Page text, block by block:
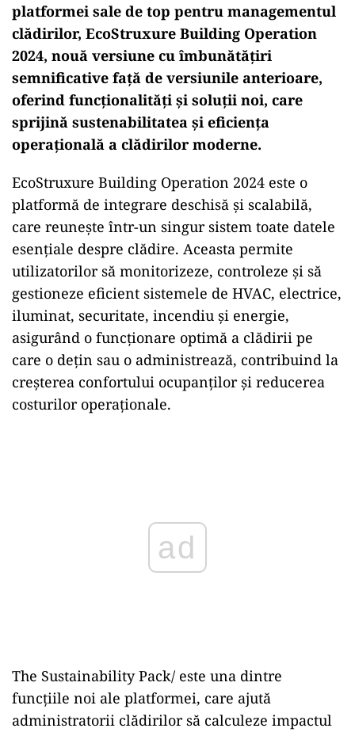
platformei sale de top pentru managementul
clădirilor, EcoStruxure Building Operation
2024, nouă versiune cu îmbunătăţiri
semnificative faţă de versiunile anterioare,
oferind funcţionalităţi şi soluţii noi, care
sprijină sustenabilitatea şi eficienţa
operaţională a clădirilor moderne.
EcoStruxure Building Operation 2024 este o
platformă de integrare deschisă şi scalabilă,
care reuneşte într-un singur sistem toate datele
esenţiale despre clădire. Aceasta permite
utilizatorilor să monitorizeze, controleze şi să
gestioneze eficient sistemele de HVAC, electrice,
iluminat, securitate, incendiu şi energie,
asigurând o funcţionare optimă a clădirii pe
care o deţin sau o administrează, contribuind la
creşterea confortului ocupanţilor şi reducerea
costurilor operaţionale.
ad
The Sustainability Pack/ este una dintre
funcţiile noi ale platformei, care ajută
administratorii clădirilor să calculeze impactul